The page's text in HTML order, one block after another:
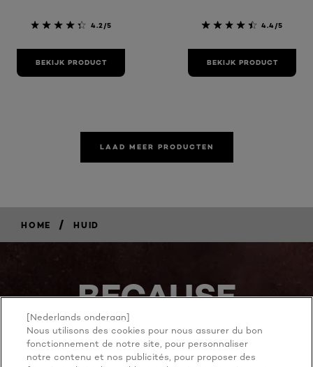
4.2/5
BEKIJK PRODUCT
4.4/5
BEKIJK PRODUCT
LAAD MEER PRODUCTEN
HOME / HUID
BECAUSE
YOU'RE
WORTH IT
[Nederlands onderaan]
Nous utilisons des cookies pour nous assurer du bon
fonctionnement de notre site, pour personnaliser
notre contenu et nos publicités, pour proposer des